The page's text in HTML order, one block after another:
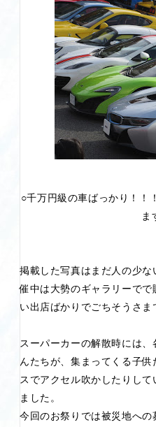
○千万円級の車ばっかり！！
ま
掲載した写真はまだ人の少
催中は大勢のギャラリーで
い出店ばかりでごちそうさま
スーパーカーの解散時には
んたちが、集まってくる子
スでアクセル吹かしたりし
ました。
今回のお祭りでは被災地へ